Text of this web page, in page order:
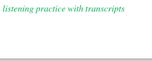
practice with transcripts